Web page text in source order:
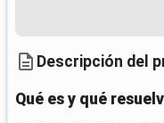
Descripción del
Qué es y qué